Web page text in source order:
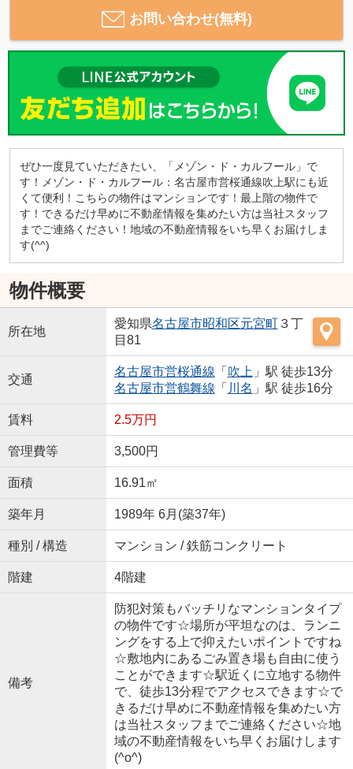
お問い合わせ(無料)
ぜひ一度見ていただきたい、「メゾン・ド・カルフール」で
す！メゾン・ド・カルフール：名古屋市営桜通線吹上駅にも近
くて便利！こちらの物件はマンションです！最上階の物件で
す！できるだけ早めに不動産情報を集めたい方は当社スタッフ
までご連絡ください！地域の不動産情報をいち早くお届けしま
す(^^)
物件概要
所在地
愛知県名古屋市昭和区元宮町３丁
目81
交通
名古屋市営桜通線 「 吹上」駅 徒歩13分
名古屋市営鶴舞線 「 川名 」駅 徒歩16分
賃料 2.5万円
管理費等 3,500円
面積 16.91㎡
築年月 1989年 6月(築37年)
種別 / 構造 マンション / 鉄筋コンクリート
階建 4階建
備考
防犯対策もバッチリなマンションタイプ
の物件です☆場所が平坦なのは、ランニ
ングをする上で抑えたいポイントですね
☆敷地内にあるごみ置き場も自由に使う
ことができます☆駅近くに立地する物件
で、徒歩13分程でアクセスできます☆で
きるだけ早めに不動産情報を集めたい方
は当社スタッフまでご連絡ください☆地
域の不動産情報をいち早くお届けします
(^o^)